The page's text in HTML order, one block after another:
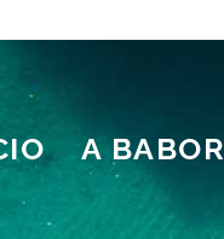
A BABOR